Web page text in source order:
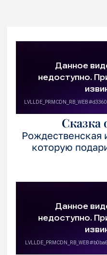
Сказка
Рождественская
которую